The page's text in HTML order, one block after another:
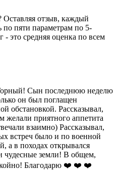
Оставляя отзыв, каждый
по пяти параметрам по 5-
- это средняя оценка по всем
Сын последнюю неделю
он был поглащен
обстановкой. Рассказывал,
желали приятного аппетита
взаимно) Рассказывал,
встреч было и по военной
а в походах открывался
чудесные земли! В общем,
Благодарю ❤️ ❤️ ❤️